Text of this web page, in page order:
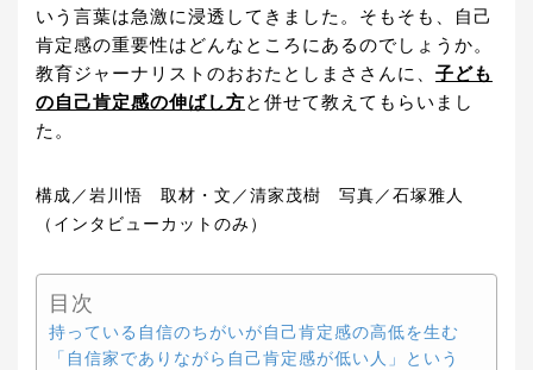
いう言葉は急激に浸透してきました。そもそも、自己
肯定感の重要性はどんなところにあるのでしょうか。
教育ジャーナリストのおおたとしまささんに、 子ども
の自己肯定感の伸ばし方と併せて教えてもらいまし
た。
構成／岩川悟 取材・文／清家茂樹 写真／石塚雅人
（インタビューカットのみ）
目次
持っている自信のちがいが自己肯定感の高低を生む
「自信家でありながら自己肯定感が低い人」という